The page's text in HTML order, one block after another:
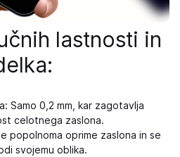
lastnosti in
Samo 0,2 mm, kar zagotavlja
celotnega zaslona.
popolnoma oprime zaslona in se
svojemu oblika.